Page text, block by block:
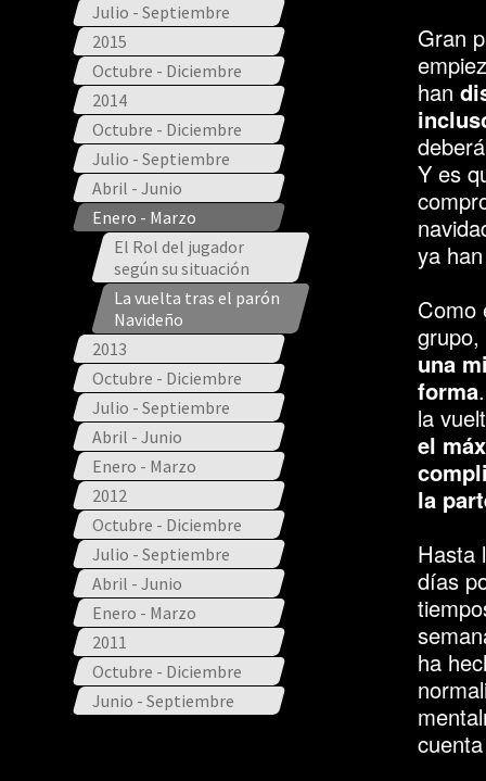
Julio - Septiembre
2015
Octubre - Diciembre
2014
Octubre - Diciembre
Julio - Septiembre
Abril - Junio
Enero - Marzo
El Rol del jugador
según su situación
La vuelta tras el parón
Navideño
2013
Octubre - Diciembre
Julio - Septiembre
Abril - Junio
Enero - Marzo
2012
Octubre - Diciembre
Julio - Septiembre
Abril - Junio
Enero - Marzo
2011
Octubre - Diciembre
Junio - Septiembre
Gran
han
Y es
ya
Como
grupo,
una
forma
la
el
la
Hasta
días
ha